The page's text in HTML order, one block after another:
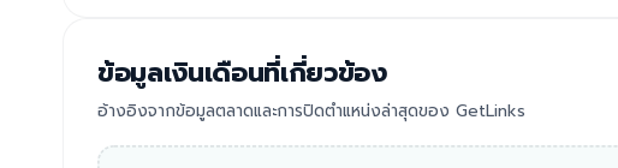
ข้อมูลเงินเดือนที่เกี่ยวข้อง
อ้างอิงจากข้อมูลตลาดและการปิดตำแหน่งล่าสุดของ GetLinks